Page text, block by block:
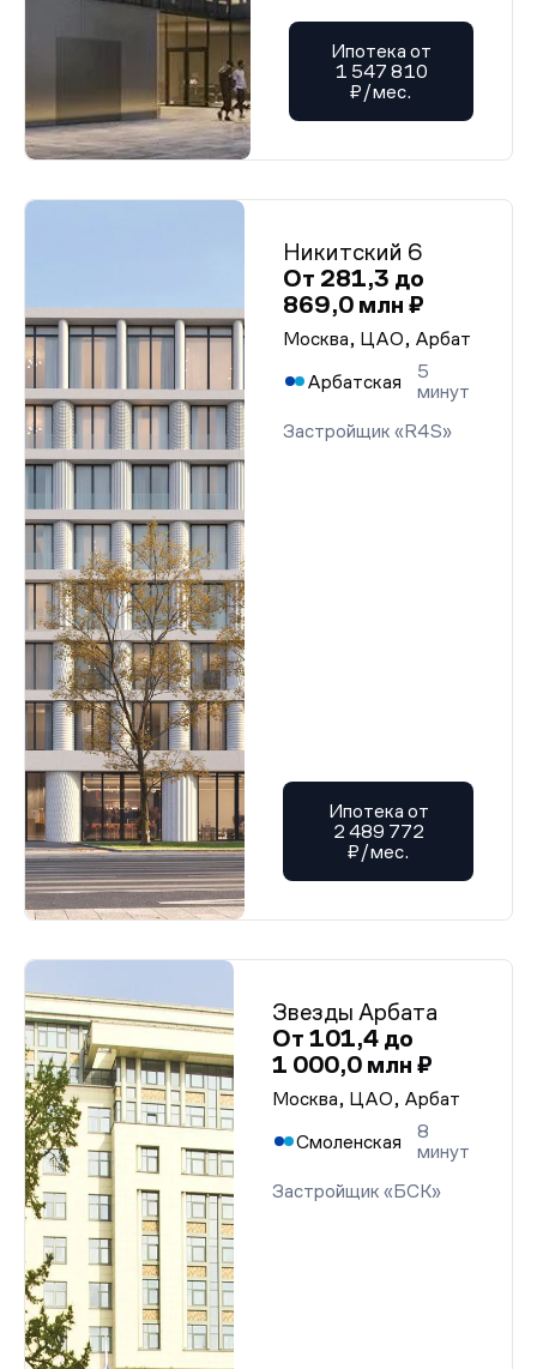
Ипотека от
1 547 810
₽/мес.
Никитский 6
От 281,3 до
869,0 млн ₽
Москва, ЦАО, Арбат
Арбатская
5
минут
Застройщик «R4S»
Ипотека от
2 489 772
₽/мес.
Звезды Арбата
От 101,4 до
1 000,0 млн ₽
Москва, ЦАО, Арбат
Смоленская
8
минут
Застройщик «БСК»